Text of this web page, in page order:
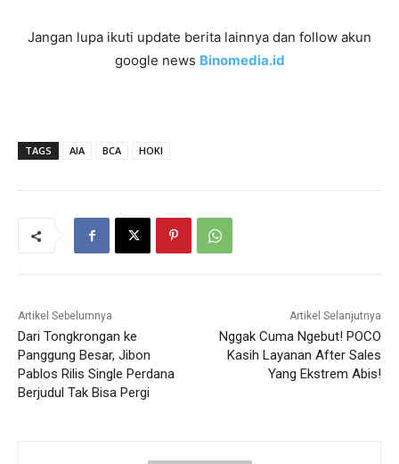
Jangan lupa ikuti update berita lainnya dan follow akun
google news Binomedia.id
TAGS AIA BCA HOKI
Artikel Sebelumnya
Dari Tongkrongan ke
Panggung Besar, Jibon
Pablos Rilis Single Perdana
Berjudul Tak Bisa Pergi
Artikel Selanjutnya
Nggak Cuma Ngebut! POCO
Kasih Layanan After Sales
Yang Ekstrem Abis!